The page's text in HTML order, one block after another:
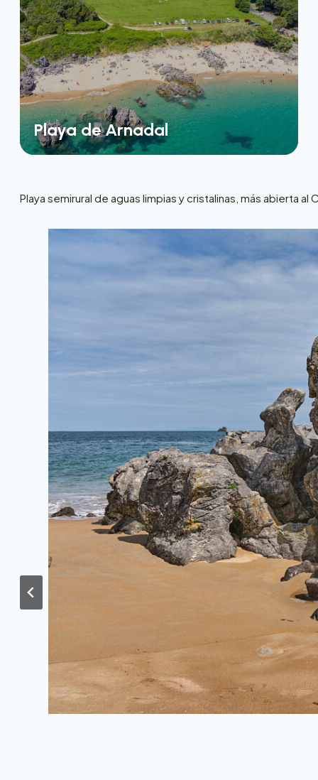
Playa de Arnadal
Playa semirural de aguas limpias y cristalinas, más abierta